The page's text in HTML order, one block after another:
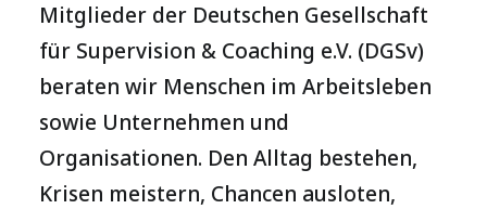
Mitglieder der Deutschen Gesellschaft
für Supervision & Coaching e.V. (DGSv)
beraten wir Menschen im Arbeitsleben
sowie Unternehmen und
Organisationen. Den Alltag bestehen,
Krisen meistern, Chancen ausloten,